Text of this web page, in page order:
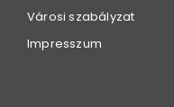
Városi szabályzat
Impresszum